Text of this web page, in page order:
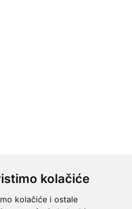
kolačiće
kolačiće i ostale